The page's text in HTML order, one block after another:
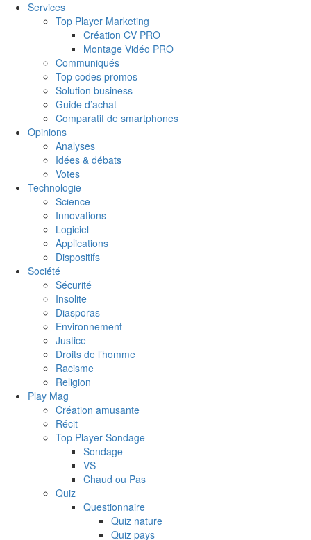
Services
Top Player Marketing
Création CV PRO
Montage Vidéo PRO
Communiqués
Top codes promos
Solution business
Guide d’achat
Comparatif de smartphones
Opinions
Analyses
Idées & débats
Votes
Technologie
Science
Innovations
Logiciel
Applications
Dispositifs
Société
Sécurité
Insolite
Diasporas
Environnement
Justice
Droits de l’homme
Racisme
Religion
Play Mag
Création amusante
Récit
Top Player Sondage
Sondage
VS
Chaud ou Pas
Quiz
Questionnaire
Quiz nature
Quiz pays